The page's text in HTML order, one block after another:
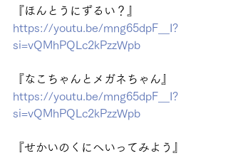
『ほんとうにずるい？』
https://youtu.be/mng65dpF__I?
si=vQMhPQLc2kPzzWpb
『なこちゃんとメガネちゃん』
https://youtu.be/mng65dpF__I?
si=vQMhPQLc2kPzzWpb
『せかいのくにへいってみよう』